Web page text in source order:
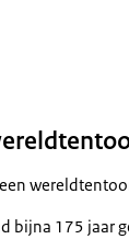
paviljoen
bijna 175 jaar